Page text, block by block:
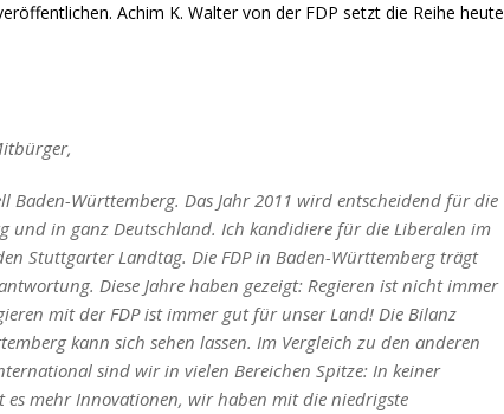
Achim K. Walter von der FDP setzt die Reihe heute
Baden-Württemberg. Das Jahr 2011 wird entscheidend für die
und in ganz Deutschland. Ich kandidiere für die Liberalen im
Stuttgarter Landtag. Die FDP in Baden-Württemberg trägt
Diese Jahre haben gezeigt: Regieren ist nicht immer
mit der FDP ist immer gut für unser Land! Die Bilanz
kann sich sehen lassen. Im Vergleich zu den anderen
sind wir in vielen Bereichen Spitze: In keiner
es mehr Innovationen, wir haben mit die niedrigste